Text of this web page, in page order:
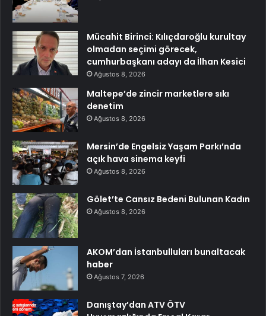
Mücahit Birinci: Kılıçdaroğlu kurultay
olmadan seçimi görecek,
cumhurbaşkanı adayı da İlhan Kesici
Ağustos 8, 2026
Maltepe’de zincir marketlere sıkı
denetim
Ağustos 8, 2026
Mersin’de Engelsiz Yaşam Parkı’nda
açık hava sinema keyfi
Ağustos 8, 2026
Gölet’te Cansız Bedeni Bulunan Kadın
Ağustos 8, 2026
AKOM’dan İstanbulluları bunaltacak
haber
Ağustos 7, 2026
Danıştay’dan ATV ÖTV